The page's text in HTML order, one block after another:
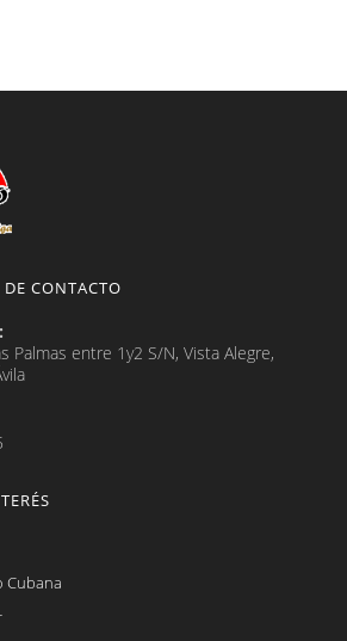
CONTACTO
Palmas entre 1y2 S/N, Vista Alegre,
Cubana
Se